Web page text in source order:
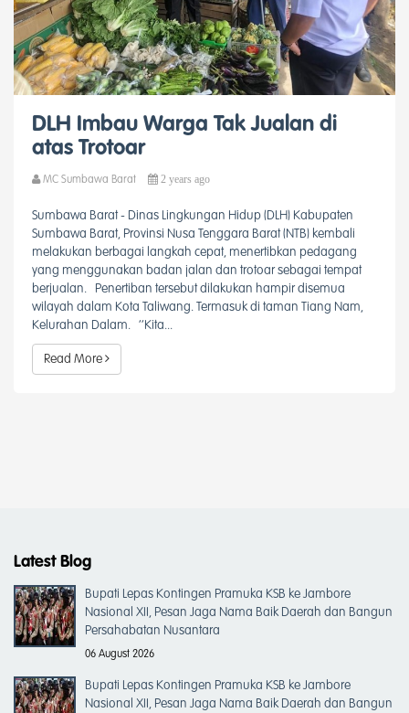
DLH Imbau Warga Tak Jualan di
atas Trotoar
MC Sumbawa Barat 2 years ago
Sumbawa Barat - Dinas Lingkungan Hidup (DLH) Kabupaten
Sumbawa Barat, Provinsi Nusa Tenggara Barat (NTB) kembali
melakukan berbagai langkah cepat, menertibkan pedagang
yang menggunakan badan jalan dan trotoar sebagai tempat
berjualan. Penertiban tersebut dilakukan hampir disemua
wilayah dalam Kota Taliwang. Termasuk di taman Tiang Nam,
Kelurahan Dalam. ‘’Kita...
Read More
Latest Blog
Bupati Lepas Kontingen Pramuka KSB ke Jambore
Nasional XII, Pesan Jaga Nama Baik Daerah dan Bangun
Persahabatan Nusantara
06 August 2026
Bupati Lepas Kontingen Pramuka KSB ke Jambore
Nasional XII, Pesan Jaga Nama Baik Daerah dan Bangun